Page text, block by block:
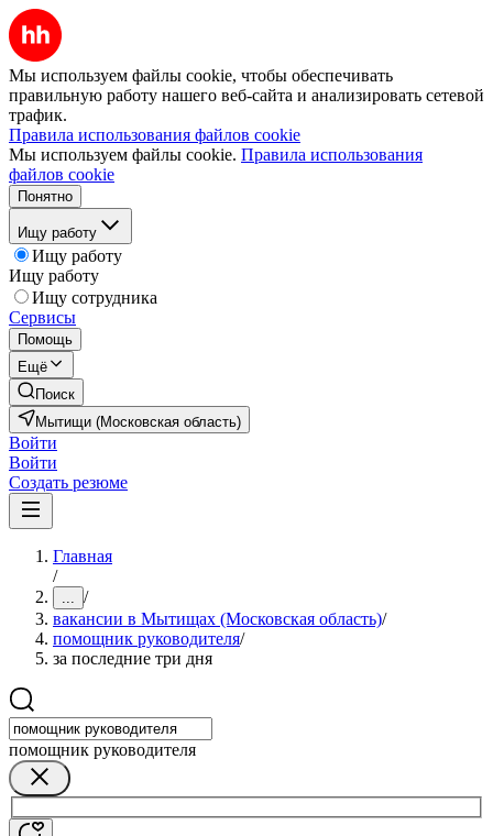
Мы используем файлы cookie, чтобы обеспечивать
правильную работу нашего веб-сайта и анализировать сетевой
трафик.
Правила использования файлов cookie
Мы используем файлы cookie. Правила использования
файлов cookie
Понятно
Ищу работу
Ищу работу
Ищу работу
Ищу сотрудника
Сервисы
Помощь
Ещё
Поиск
Мытищи (Московская область)
Войти
Войти
Создать резюме
Главная
/
... /
вакансии в Мытищах (Московская область)/
помощник руководителя/
за последние три дня
помощник руководителя